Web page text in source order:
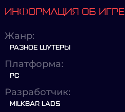
ИНФОРМАЦИЯ ОБ ИГРЕ
Жанр:
РАЗНОЕ ШУТЕРЫ
Платформа:
PC
Разработчик:
MILKBAR LADS